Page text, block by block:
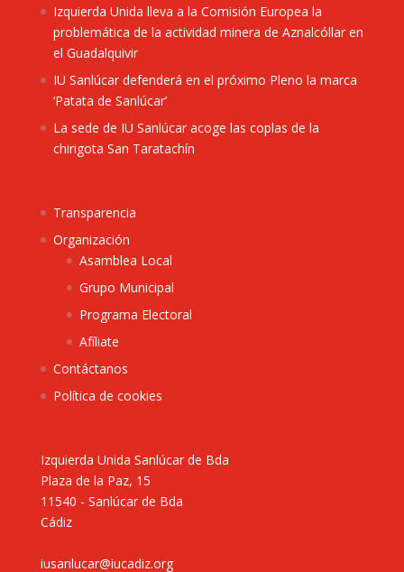
Izquierda Unida lleva a la Comisión Europea la
problemática de la actividad minera de Aznalcóllar en
el Guadalquivir
IU Sanlúcar defenderá en el próximo Pleno la marca
‘Patata de Sanlúcar’
La sede de IU Sanlúcar acoge las coplas de la
chirigota San Taratachín
Transparencia
Organización
Asamblea Local
Grupo Municipal
Programa Electoral
Afíliate
Contáctanos
Política de cookies
Izquierda Unida Sanlúcar de Bda
Plaza de la Paz, 15
11540 - Sanlúcar de Bda
Cádiz
iusanlucar@iucadiz.org